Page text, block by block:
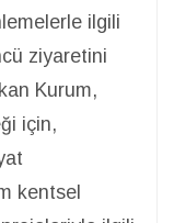
ilgili
ziyaretini
Kurum,
için,
kentsel